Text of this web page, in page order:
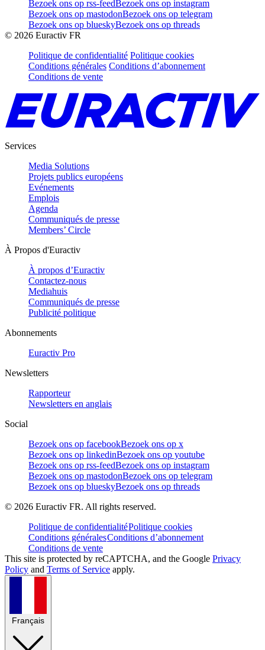
Bezoek ons op rss-feedBezoek ons op instagram
Bezoek ons op mastodonBezoek ons op telegram
Bezoek ons op blueskyBezoek ons op threads
© 2026 Euractiv FR
Politique de confidentialité Politique cookies
Conditions générales Conditions d’abonnement
Conditions de vente
Services
Media Solutions
Projets publics européens
Evénements
Emplois
Agenda
Communiqués de presse
Members’ Circle
À Propos d'Euractiv
À propos d’Euractiv
Contactez-nous
Mediahuis
Communiqués de presse
Publicité politique
Abonnements
Euractiv Pro
Newsletters
Rapporteur
Newsletters en anglais
Social
Bezoek ons op facebookBezoek ons op x
Bezoek ons op linkedinBezoek ons op youtube
Bezoek ons op rss-feedBezoek ons op instagram
Bezoek ons op mastodonBezoek ons op telegram
Bezoek ons op blueskyBezoek ons op threads
© 2026 Euractiv FR. All rights reserved.
Politique de confidentialitéPolitique cookies
Conditions généralesConditions d’abonnement
Conditions de vente
This site is protected by reCAPTCHA, and the Google Privacy
Policy and Terms of Service apply.
Français